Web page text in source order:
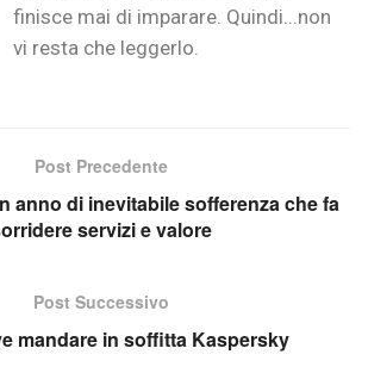
finisce mai di imparare. Quindi...non
vi resta che leggerlo.
Post Precedente
anno di inevitabile sofferenza che fa
servizi e valore
Post Successivo
mandare in soffitta Kaspersky